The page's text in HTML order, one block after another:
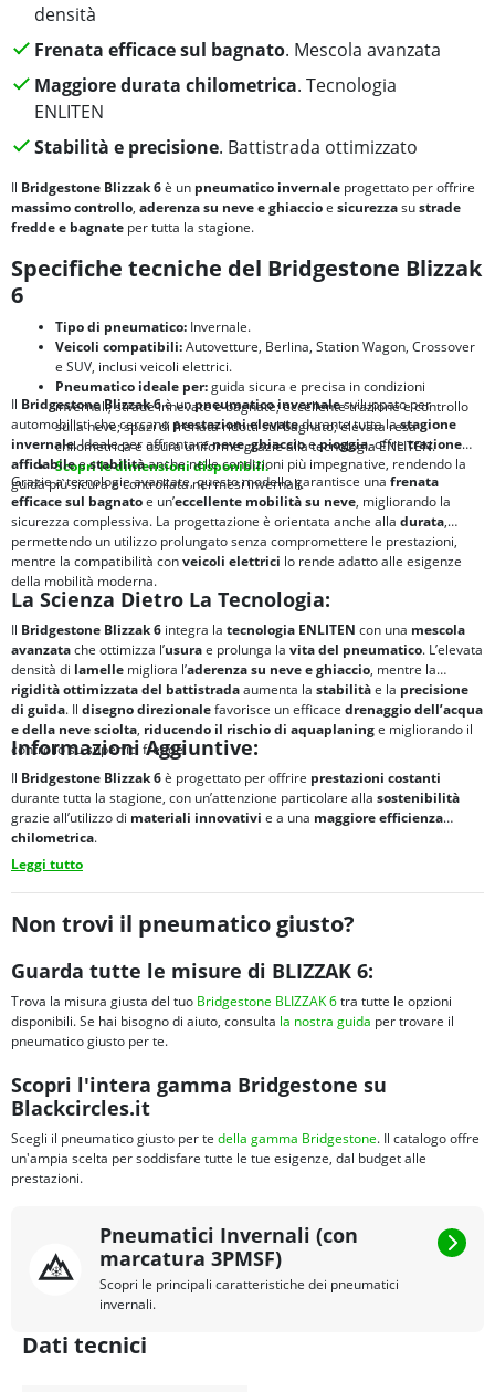
densità
Frenata efficace sul bagnato. Mescola avanzata
Maggiore durata chilometrica. Tecnologia
ENLITEN
Stabilità e precisione. Battistrada ottimizzato
Il Bridgestone Blizzak 6è un pneumatico invernale progettato per offrire
massimo controllo, aderenza su neve e ghiaccioe sicurezzasustrade
fredde e bagnate per tutta la stagione.
Specifiche tecniche del Bridgestone Blizzak
6
Tipo di pneumatico: Invernale.
Veicoli compatibili:Autovetture, Berlina, Station Wagon, Crossover
e SUV, inclusi veicoli elettrici.
Pneumatico ideale per:guida sicura e precisa in condizioni
invernali; strade innevate e bagnate; eccellente trazione e controllo
sulla neve; spazi di frenata ridotti sul bagnato; elevata resa
chilometrica e usura uniforme grazie alla tecnologia ENLITEN.
Scopri le dimensioni disponibili.
Il Bridgestone Blizzak 6è unpneumatico invernalesviluppato per
automobilisti che cercano prestazioni elevatedurante tutta lastagione
invernale. Ideale per affrontareneve,ghiaccioepioggia, offretrazione
affidabileestabilitàanche nelle condizioni più impegnative, rendendo la
guida più sicura e controllata nei mesi invernali.
Grazie a tecnologie avanzate, questo modello garantisce una frenata
efficace sul bagnatoe un’eccellente mobilità su neve, migliorando la
sicurezza complessiva. La progettazione è orientata anche alla durata,
permettendo un utilizzo prolungato senza compromettere le prestazioni,
mentre la compatibilità conveicoli elettrici lo rende adatto alle esigenze
della mobilità moderna.
La Scienza Dietro La Tecnologia:
Il Bridgestone Blizzak 6 integra la tecnologia ENLITEN con una mescola
avanzatache ottimizza l’usurae prolunga la vita del pneumatico. L’elevata
densità di lamelle migliora l’aderenza su neve e ghiaccio, mentre la
rigidità ottimizzata del battistradaaumenta la stabilitàe la precisione
di guida. Il disegno direzionalefavorisce un efficace drenaggio dell’acqua
e della neve sciolta, riducendo il rischio di aquaplaninge migliorando il
controllo su superfici fredde.
Informazioni Aggiuntive:
Il Bridgestone Blizzak 6è progettato per offrire prestazioni costanti
durante tutta la stagione, con un’attenzione particolare alla sostenibilità
grazie all’utilizzo di materiali innovativi e a una maggioreefficienza
chilometrica.
Leggi tutto
Non trovi il pneumatico giusto?
Guarda tutte le misure di BLIZZAK 6:
Trova la misura giusta del tuo Bridgestone BLIZZAK 6tra tutte le opzioni
disponibili. Se hai bisogno di aiuto, consulta la nostra guida per trovare il
pneumatico giusto per te.
Scopri l'intera gamma Bridgestone su
Blackcircles.it
Scegli il pneumatico giusto per te della gamma Bridgestone. Il catalogo offre
un'ampia scelta per soddisfare tutte le tue esigenze, dal budget alle
prestazioni.
Pneumatici Invernali (con
marcatura 3PMSF)
Scopri le principali caratteristiche dei pneumatici
invernali.
Dati tecnici